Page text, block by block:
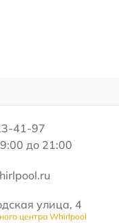
41-97
до 21:00
улица, 4
центра Whirlpool